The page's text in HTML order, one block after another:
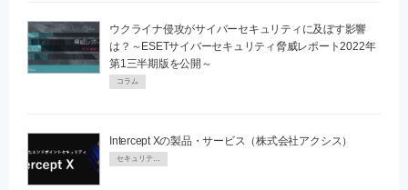
ウクライナ侵攻がサイバーセキュリティに及ぼす影響
は？～ESETサイバーセキュリティ脅威レポート2022年
第1三半期版を公開～
コラム
Intercept Xの製品・サービス（株式会社アクシス）
セキュリティPR